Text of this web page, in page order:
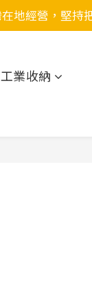
地經營，堅持
業收納